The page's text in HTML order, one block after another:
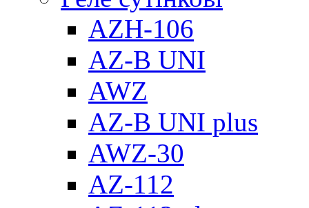
AZH-106
AZ-B UNI
AWZ
AZ-B UNI plus
AWZ-30
AZ-112